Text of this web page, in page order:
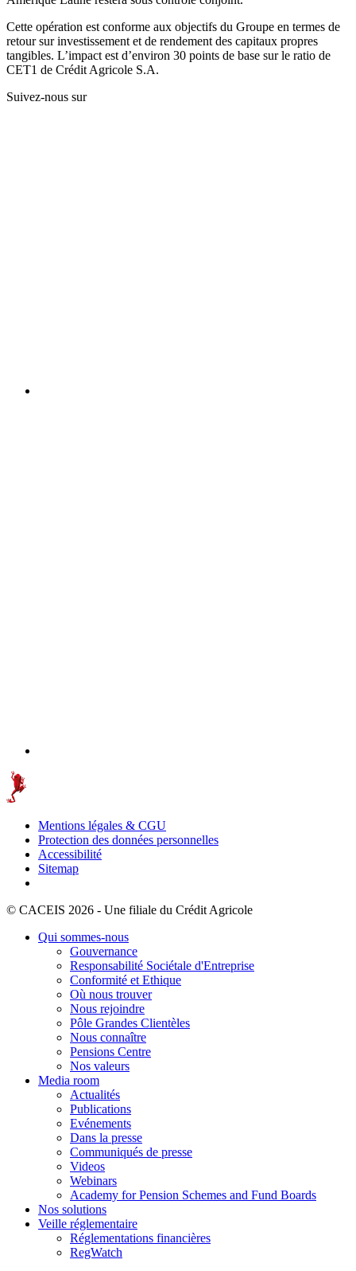
Cette opération est conforme aux objectifs du Groupe en termes de
retour sur investissement et de rendement des capitaux propres
tangibles. L’impact est d’environ 30 points de base sur le ratio de
CET1 de Crédit Agricole S.A.
Suivez-nous sur
Mentions légales & CGU
Protection des données personnelles
Accessibilité
Sitemap
© CACEIS 2026 - Une filiale du Crédit Agricole
Qui sommes-nous
Gouvernance
Responsabilité Sociétale d'Entreprise
Conformité et Ethique
Où nous trouver
Nous rejoindre
Pôle Grandes Clientèles
Nous connaître
Pensions Centre
Nos valeurs
Media room
Actualités
Publications
Evénements
Dans la presse
Communiqués de presse
Videos
Webinars
Academy for Pension Schemes and Fund Boards
Nos solutions
Veille réglementaire
Réglementations financières
RegWatch